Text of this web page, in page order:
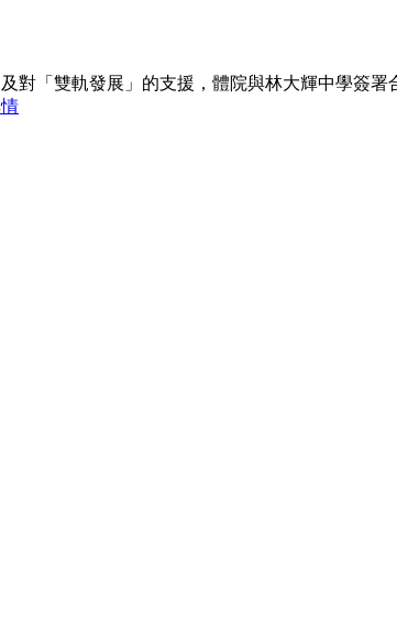
對「雙軌發展」的支援，體院與林大輝中學簽